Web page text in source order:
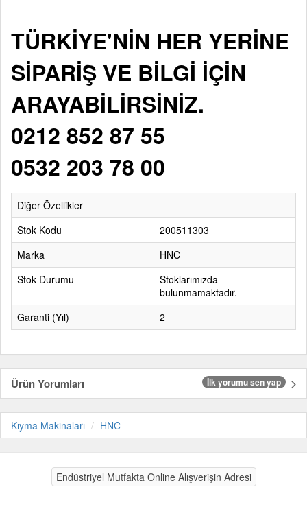
TÜRKİYE'NİN HER YERİNE
SİPARİŞ VE BİLGİ İÇİN
ARAYABİLİRSİNİZ.
0212 852 87 55
0532 203 78 00
Diğer Özellikler
Stok Kodu
200511303
Marka
HNC
Stok Durumu
Stoklarımızda
bulunmamaktadır.
Garanti (Yıl)
2
Ürün Yorumları İlk yorumu sen yap
Kıyma Makinaları HNC
Endüstriyel Mutfakta Online Alışverişin Adresi